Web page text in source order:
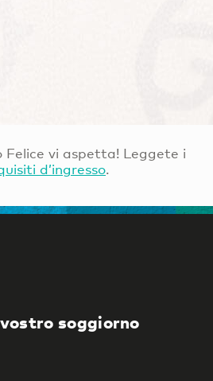
Felice vi aspetta! Leggete i
d’ingresso.
soggiorno